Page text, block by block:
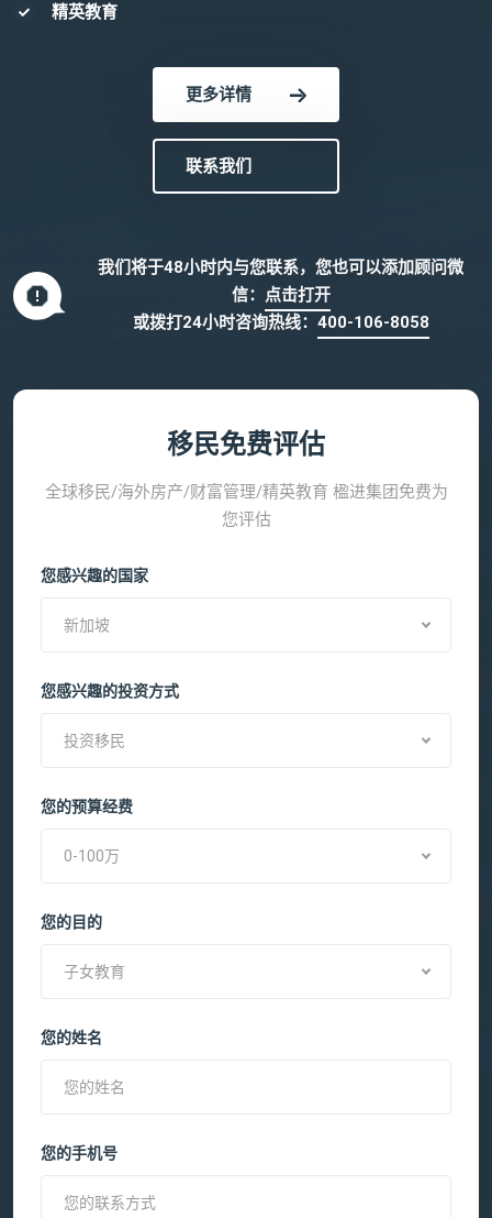
精英教育
更多详情
联系我们
我们将于48小时内与您联系，您也可以添加顾问微
信： 点击打开
或拨打24小时咨询热线： 400-106-8058
移民免费评估
全球移民/海外房产/财富管理/精英教育 楹进集团免费为
您评估
您感兴趣的国家
新加坡
您感兴趣的投资方式
投资移民
您的预算经费
0-100万
您的目的
子女教育
您的姓名
您的手机号